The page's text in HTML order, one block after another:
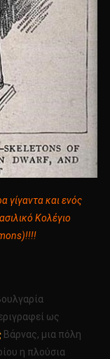
γίγαντα και ενός
Κολέγιο
ως
Βάρνας, μια πόλη
η πλούσια